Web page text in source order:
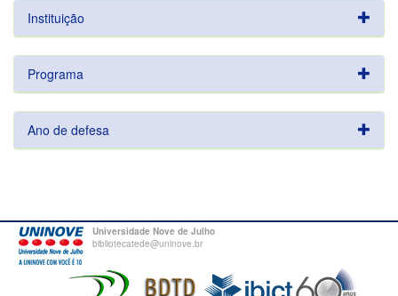
Instituição
Programa
Ano de defesa
Universidade Nove de Julho
bibliotecatede@uninove.br